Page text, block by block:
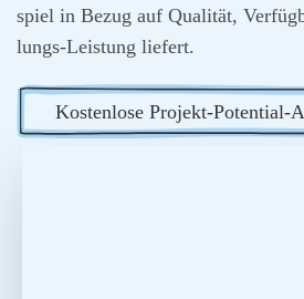
spiel in Bezug auf Qua­li­tät,
lungs-Leis­tung lie­fert.
Kos­ten­lo­se Pro­jekt-Poten­ti­al-